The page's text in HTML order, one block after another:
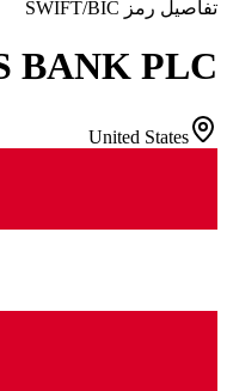
تفاصيل رمز SWIFT/BIC
BANK PLC
United States